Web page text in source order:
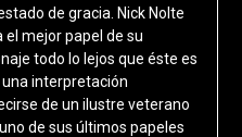
de gracia. Nick Nolte
el mejor papel de su
todo lo lejos que éste es
interpretación
de un ilustre veterano
de sus últimos papeles